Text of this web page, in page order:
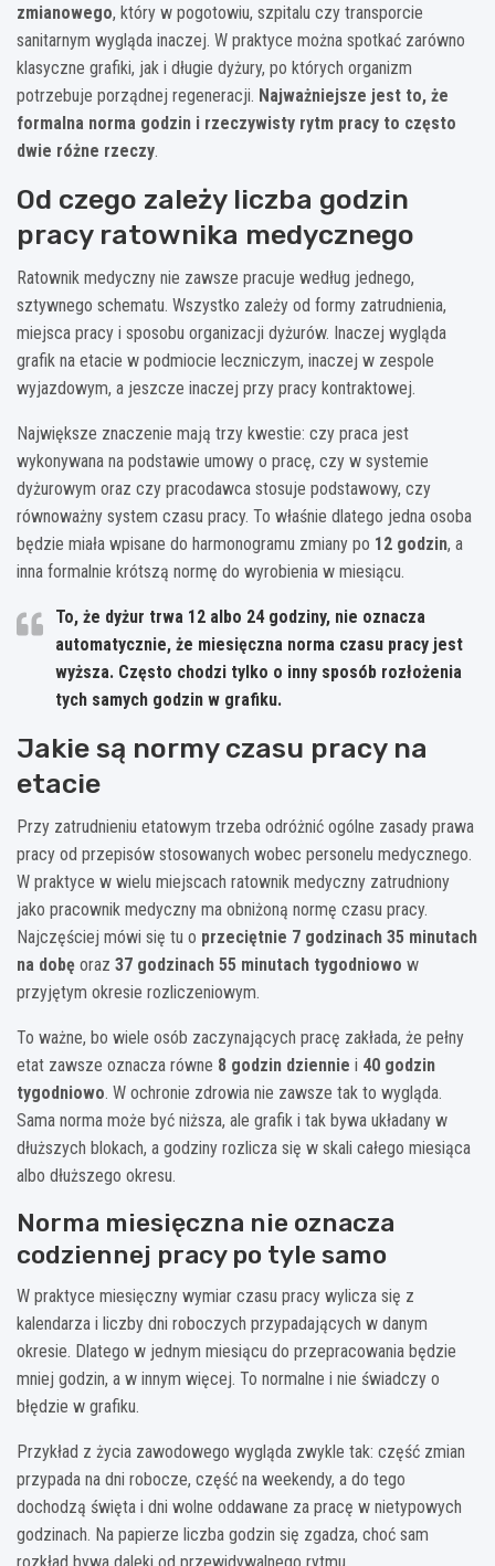
zmianowego, który w pogotowiu, szpitalu czy transporcie
sanitarnym wygląda inaczej. W praktyce można spotkać zarówno
klasyczne grafiki, jak i długie dyżury, po których organizm
potrzebuje porządnej regeneracji. Najważniejsze jest to, że
formalna norma godzin i rzeczywisty rytm pracy to często
dwie różne rzeczy.
Od czego zależy liczba godzin
pracy ratownika medycznego
Ratownik medyczny nie zawsze pracuje według jednego,
sztywnego schematu. Wszystko zależy od formy zatrudnienia,
miejsca pracy i sposobu organizacji dyżurów. Inaczej wygląda
grafik na etacie w podmiocie leczniczym, inaczej w zespole
wyjazdowym, a jeszcze inaczej przy pracy kontraktowej.
Największe znaczenie mają trzy kwestie: czy praca jest
wykonywana na podstawie umowy o pracę, czy w systemie
dyżurowym oraz czy pracodawca stosuje podstawowy, czy
równoważny system czasu pracy. To właśnie dlatego jedna osoba
będzie miała wpisane do harmonogramu zmiany po 12 godzin, a
inna formalnie krótszą normę do wyrobienia w miesiącu.
To, że dyżur trwa 12 albo 24 godziny, nie oznacza
automatycznie, że miesięczna norma czasu pracy jest
wyższa. Często chodzi tylko o inny sposób rozłożenia
tych samych godzin w grafiku.
Jakie są normy czasu pracy na
etacie
Przy zatrudnieniu etatowym trzeba odróżnić ogólne zasady prawa
pracy od przepisów stosowanych wobec personelu medycznego.
W praktyce w wielu miejscach ratownik medyczny zatrudniony
jako pracownik medyczny ma obniżoną normę czasu pracy.
Najczęściej mówi się tu o przeciętnie 7 godzinach 35 minutach
na dobę oraz 37 godzinach 55 minutach tygodniowo w
przyjętym okresie rozliczeniowym.
To ważne, bo wiele osób zaczynających pracę zakłada, że pełny
etat zawsze oznacza równe 8 godzin dziennie i 40 godzin
tygodniowo. W ochronie zdrowia nie zawsze tak to wygląda.
Sama norma może być niższa, ale grafik i tak bywa układany w
dłuższych blokach, a godziny rozlicza się w skali całego miesiąca
albo dłuższego okresu.
Norma miesięczna nie oznacza
codziennej pracy po tyle samo
W praktyce miesięczny wymiar czasu pracy wylicza się z
kalendarza i liczby dni roboczych przypadających w danym
okresie. Dlatego w jednym miesiącu do przepracowania będzie
mniej godzin, a w innym więcej. To normalne i nie świadczy o
błędzie w grafiku.
Przykład z życia zawodowego wygląda zwykle tak: część zmian
przypada na dni robocze, część na weekendy, a do tego
dochodzą święta i dni wolne oddawane za pracę w nietypowych
godzinach. Na papierze liczba godzin się zgadza, choć sam